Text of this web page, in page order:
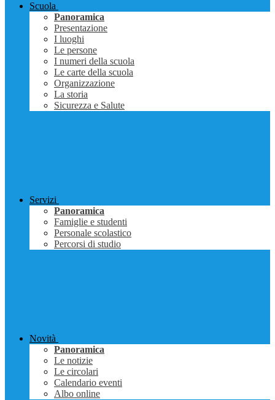
Scuola
Panoramica
Presentazione
I luoghi
Le persone
I numeri della scuola
Le carte della scuola
Organizzazione
La storia
Sicurezza e Salute
Servizi
Panoramica
Famiglie e studenti
Personale scolastico
Percorsi di studio
Novità
Panoramica
Le notizie
Le circolari
Calendario eventi
Albo online